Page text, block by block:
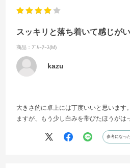
スッキリと落ち着いて感じが
商品：ﾌﾞﾙｰｱｰｽ(M)
kazu
大きさ的に卓上には丁度いいと思います
ますが、もう少し白みを帯びたほうがは
参考になった